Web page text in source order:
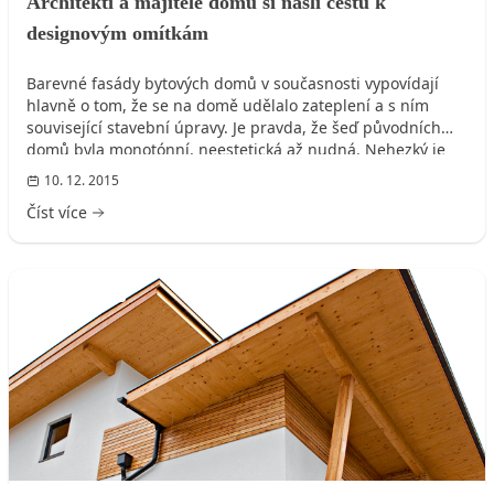
designovým omítkám
Barevné fasády bytových domů v současnosti vypovídají
hlavně o tom, že se na domě udělalo zateplení a s ním
související stavební úpravy. Je pravda, že šeď původních
domů byla monotónní, neestetická až nudná. Nehezký je
však i druhý extrém s barevnými kontrasty, použitím
složitých vzorů či nápadných tvarových řešení.
10. 12. 2015
Číst více
FASÁDA DOMU